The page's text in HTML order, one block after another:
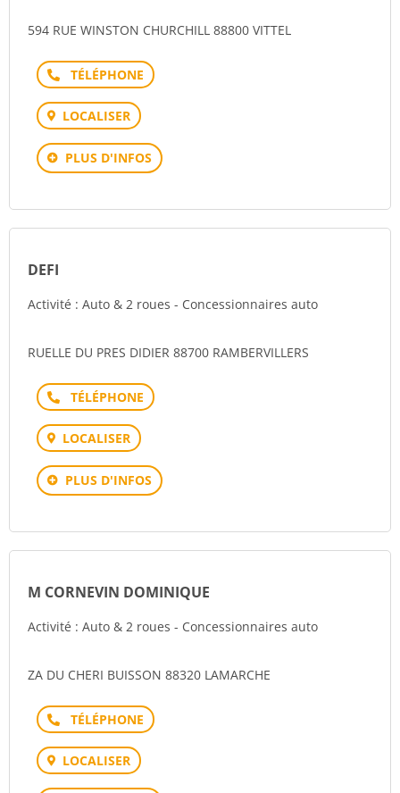
594 RUE WINSTON CHURCHILL 88800 VITTEL
Téléphone
LOCALISER
PLUS D'INFOS
DEFI
Activité : Auto & 2 roues - Concessionnaires auto
RUELLE DU PRES DIDIER 88700 RAMBERVILLERS
Téléphone
LOCALISER
PLUS D'INFOS
M CORNEVIN DOMINIQUE
Activité : Auto & 2 roues - Concessionnaires auto
ZA DU CHERI BUISSON 88320 LAMARCHE
Téléphone
LOCALISER